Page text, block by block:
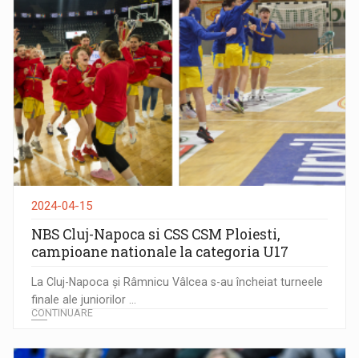
2024-04-15
NBS Cluj-Napoca si CSS CSM Ploiesti,
campioane nationale la categoria U17
La Cluj-Napoca și Râmnicu Vâlcea s-au încheiat turneele
finale ale juniorilor ...
CONTINUARE